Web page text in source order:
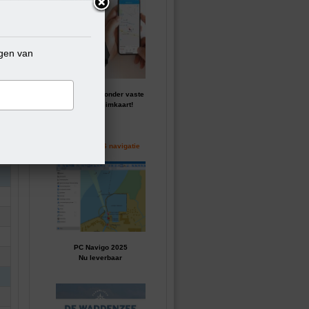
GPS tracker zonder vaste
kosten of simkaart!
Perfecte GPS navigatie
PC Navigo 2025
Nu leverbaar
van